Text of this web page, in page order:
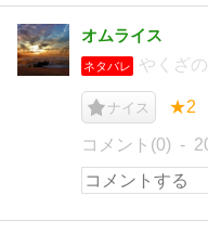
オムライス
ネタバレ やくざ
ナイス ★2
コメント(0)